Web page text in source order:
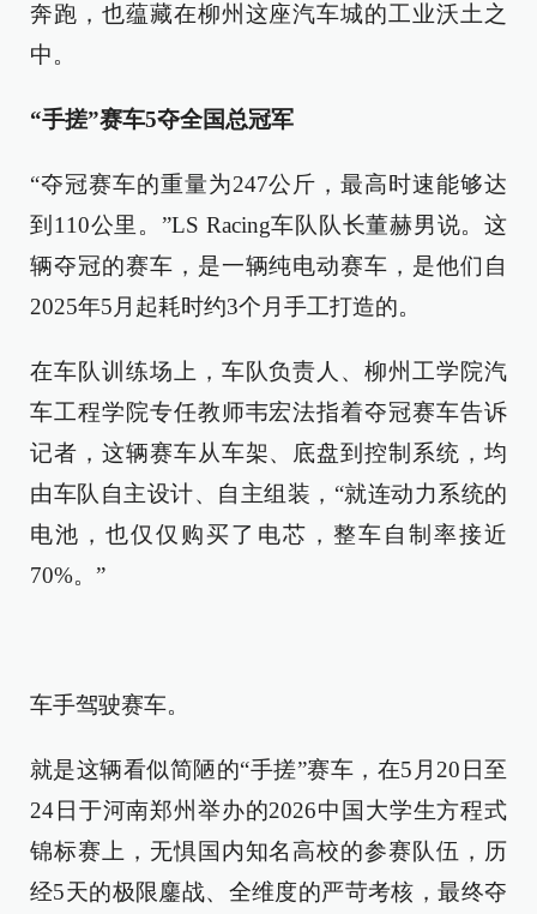
奔跑，也蕴藏在柳州这座汽车城的工业沃土之
中。
“手搓”赛车5夺全国总冠军
“夺冠赛车的重量为247公斤，最高时速能够达
到110公里。”LS Racing车队队长董赫男说。这
辆夺冠的赛车，是一辆纯电动赛车，是他们自
2025年5月起耗时约3个月手工打造的。
在车队训练场上，车队负责人、柳州工学院汽
车工程学院专任教师韦宏法指着夺冠赛车告诉
记者，这辆赛车从车架、底盘到控制系统，均
由车队自主设计、自主组装，“就连动力系统的
电池，也仅仅购买了电芯，整车自制率接近
70%。”
车手驾驶赛车。
就是这辆看似简陋的“手搓”赛车，在5月20日至
24日于河南郑州举办的2026中国大学生方程式
锦标赛上，无惧国内知名高校的参赛队伍，历
经5天的极限鏖战、全维度的严苛考核，最终夺